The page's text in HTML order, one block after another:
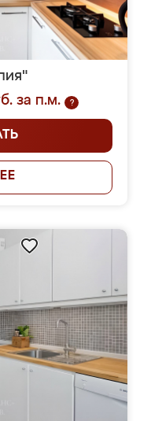
за п.м.
?